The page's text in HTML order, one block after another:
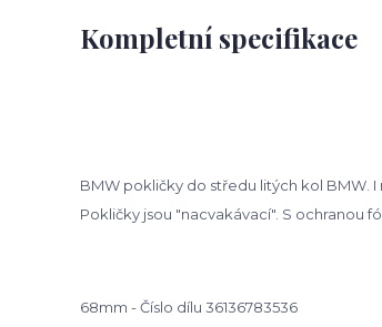
Kompletní specifikace
BMW pokličky do středu litých kol BMW.
Pokličky jsou "nacvakávací". S ochranou
68mm - Číslo dílu 36136783536